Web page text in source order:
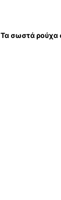
Τα σωστά ρούχα